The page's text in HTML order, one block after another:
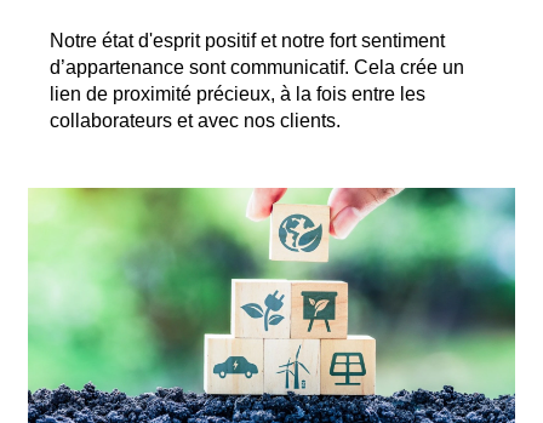
Notre état d'esprit positif et notre fort sentiment
d’appartenance sont communicatif. Cela crée un
lien de proximité précieux, à la fois entre les
collaborateurs et avec nos clients.